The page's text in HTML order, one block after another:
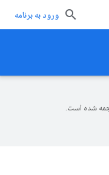
ورود به برنامه
شده است.